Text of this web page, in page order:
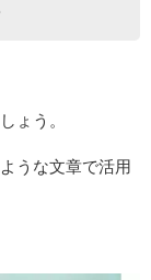
ょう。
うな文章で活用